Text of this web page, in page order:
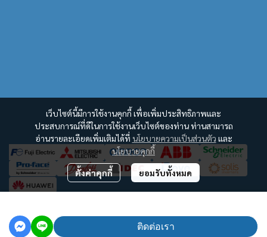
ติดต่อเรา
เว็บไซต์นี้มีการใช้งานคุกกี้ เพื่อเพิ่มประสิทธิภาพและ
ประสบการณ์ที่ดีในการใช้งานเว็บไซต์ของท่าน ท่านสามารถ
อ่านรายละเอียดเพิ่มเติมได้ที่ นโยบายความเป็นส่วนตัว และ
นโยบายคุกกี้
ตั้งค่าคุกกี้ ยอมรับทั้งหมด
Copyright | All Rights Reserved | Powered by MWE